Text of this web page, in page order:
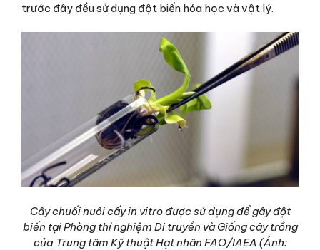
trước đây đều sử dụng đột biến hóa học và vật lý.
Cây chuối nuôi cấy in vitro được sử dụng để gây đột
biến tại Phòng thí nghiệm Di truyền và Giống cây trồng
của Trung tâm Kỹ thuật Hạt nhân FAO/IAEA (Ảnh: